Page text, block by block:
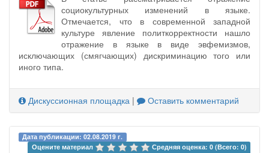
социокультурных изменений в языке.
Отмечается, что в современной западной
культуре явление политкорректности нашло
отражение в языке в виде эвфемизмов,
исключающих (смягчающих) дискриминацию того или
иного типа.
Дискуссионная площадка | Оставить комментарий
Дата публикации: 02.08.2019 г.
Оцените материал
Средняя оценка: 0 (Всего: 0)